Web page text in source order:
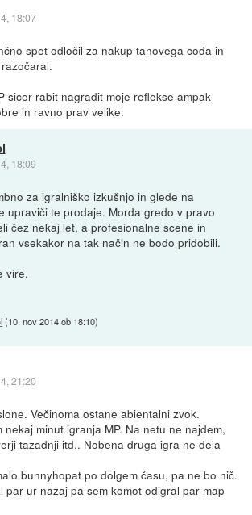
18:07
spet odločil za nakup tanovega coda in
sicer rabit nagradit moje reflekse ampak
in ravno prav velike.
18:09
za igralniško izkušnjo in glede na
upraviči te prodaje. Morda gredo v pravo
čez nekaj let, a profesionalne scene in
vsekakor na tak način ne bodo pridobili.
vire.
(10. nov 2014 ob 18:10)
21:20
Večinoma ostane abientalni zvok.
minut igranja MP. Na netu ne najdem,
tazadnji itd.. Nobena druga igra ne dela
bunnyhopat po dolgem času, pa ne bo nič.
par ur nazaj pa sem komot odigral par map